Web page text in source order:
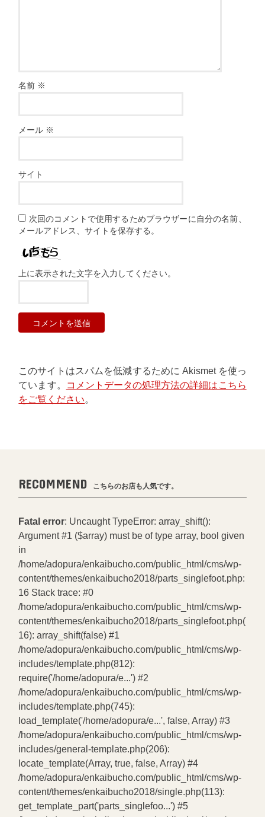
名前 ※
メール ※
サイト
次回のコメントで使用するためブラウザーに自分の名前、
メールアドレス、サイトを保存する。
上に表示された文字を入力してください。
このサイトはスパムを低減するために Akismet を使っ
ています。
コメントデータの処理方法の詳細はこちら
をご覧ください。
RECOMMEND こちらのお店も人気です。
Fatal error: Uncaught TypeError: array_shift():
Argument #1 ($array) must be of type array, bool given
in
/home/adopura/enkaibucho.com/public_html/cms/wp-
content/themes/enkaibucho2018/parts_singlefoot.php:
16 Stack trace: #0
/home/adopura/enkaibucho.com/public_html/cms/wp-
content/themes/enkaibucho2018/parts_singlefoot.php(
16): array_shift(false) #1
/home/adopura/enkaibucho.com/public_html/cms/wp-
includes/template.php(812):
require('/home/adopura/e...') #2
/home/adopura/enkaibucho.com/public_html/cms/wp-
includes/template.php(745):
load_template('/home/adopura/e...', false, Array) #3
/home/adopura/enkaibucho.com/public_html/cms/wp-
includes/general-template.php(206):
locate_template(Array, true, false, Array) #4
/home/adopura/enkaibucho.com/public_html/cms/wp-
content/themes/enkaibucho2018/single.php(113):
get_template_part('parts_singlefoo...') #5